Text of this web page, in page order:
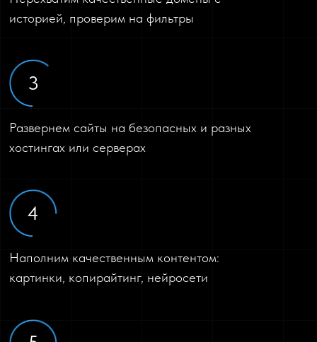
историей, проверим на фильтры
3
Развернем сайты на безопасных и разных
хостингах или серверах
4
Наполним качественным контентом:
картинки, копирайтинг, нейросети